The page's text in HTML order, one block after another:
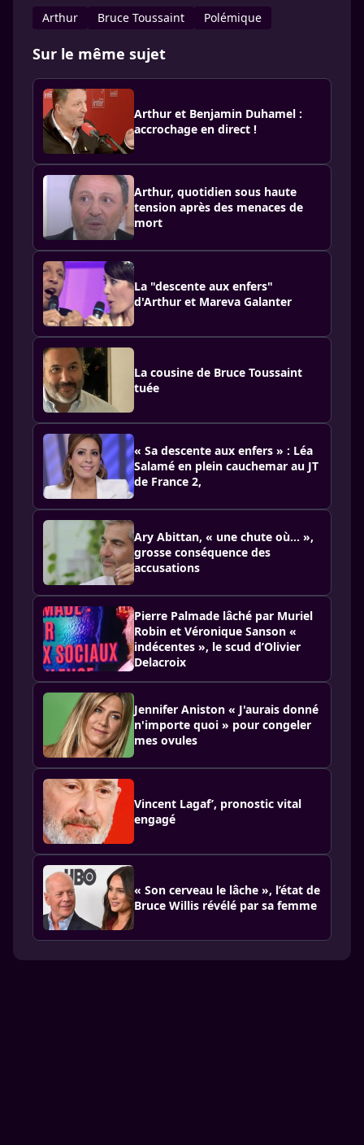
Arthur
Bruce Toussaint Polémique
Sur le même sujet
Arthur et Benjamin Duhamel :
accrochage en direct !
Arthur, quotidien sous haute
tension après des menaces de
mort
La "descente aux enfers"
d'Arthur et Mareva Galanter
La cousine de Bruce Toussaint
tuée
« Sa descente aux enfers » : Léa
Salamé en plein cauchemar au JT
de France 2,
Ary Abittan, « une chute où... »,
grosse conséquence des
accusations
Pierre Palmade lâché par Muriel
Robin et Véronique Sanson «
indécentes », le scud d’Olivier
Delacroix
Jennifer Aniston « J'aurais donné
n'importe quoi » pour congeler
mes ovules
Vincent Lagaf’, pronostic vital
engagé
« Son cerveau le lâche », l’état de
Bruce Willis révélé par sa femme